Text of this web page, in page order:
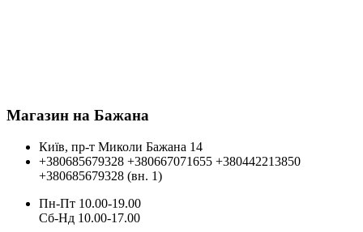
Магазин на Бажана
Київ, пр-т Миколи Бажана 14
+380685679328 +380667071655 +380442213850
+380685679328 (вн. 1)
Пн-Пт 10.00-19.00
Cб-Нд 10.00-17.00